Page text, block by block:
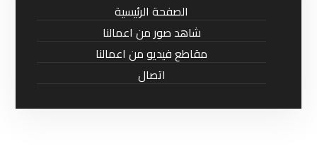
الصفحة الرئيسية
شاهد صور من اعمالنا
مقاطع فيديو من اعمالنا
اتصال